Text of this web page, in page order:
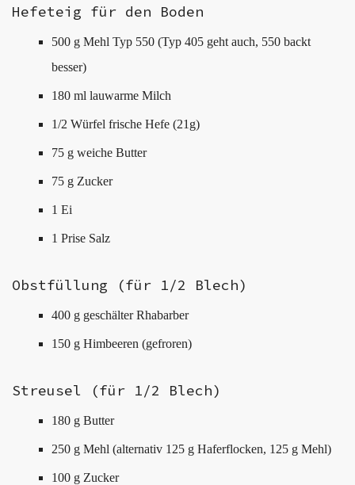
Hefeteig für den Boden
500 g Mehl Typ 550 (Typ 405 geht auch, 550 backt
besser)
180 ml lauwarme Milch
1/2 Würfel frische Hefe (21g)
75 g weiche Butter
75 g Zucker
1 Ei
1 Prise Salz
Obstfüllung (für 1/2 Blech)
400 g geschälter Rhabarber
150 g Himbeeren (gefroren)
Streusel (für 1/2 Blech)
180 g Butter
250 g Mehl (alternativ 125 g Haferflocken, 125 g Mehl)
100 g Zucker